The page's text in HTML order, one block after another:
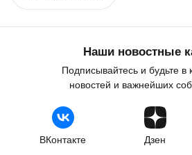
Наши новостные
Подписывайтесь и будьте в
новостей и важнейших
ВКонтакте Дзен